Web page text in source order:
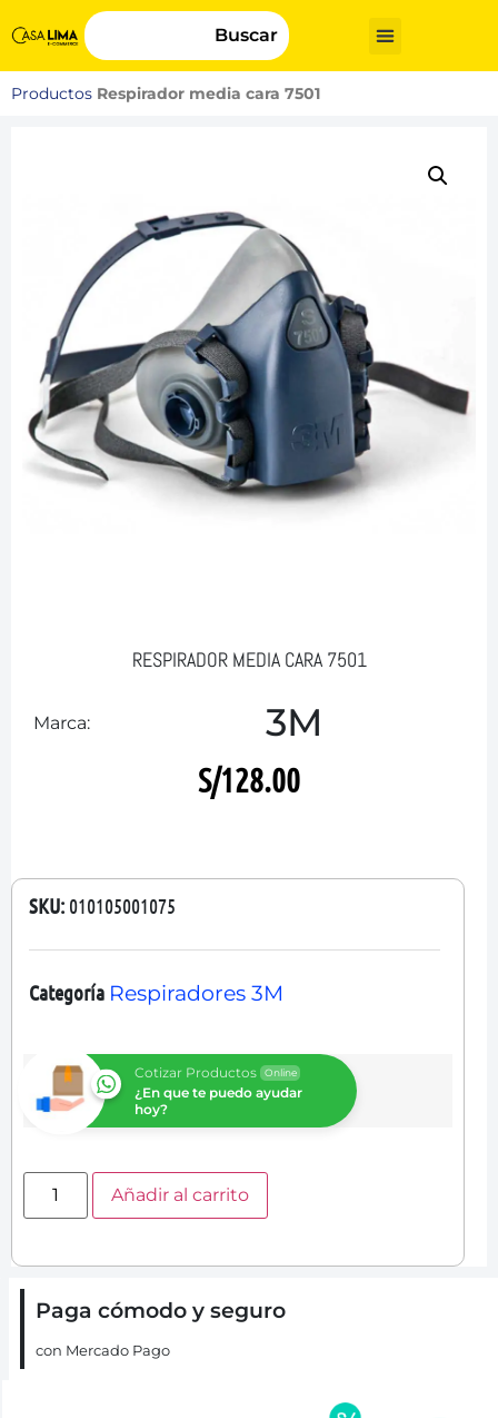
Buscar
Productos Respirador media cara 7501
RESPIRADOR MEDIA CARA 7501
Marca: 3M
S/128.00
SKU: 010105001075
Categoría Respiradores 3M
Cotizar Productos Online
¿En que te puedo ayudar
hoy?
Añadir al carrito
Paga cómodo y seguro
con Mercado Pago